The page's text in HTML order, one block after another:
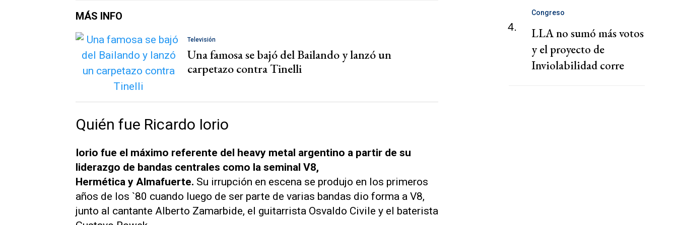
MÁS INFO
Televisión
Una famosa se bajó del Bailando y lanzó un
carpetazo contra Tinelli
Quién fue Ricardo Iorio
Iorio fue el máximo referente del heavy metal argentino a partir de su
liderazgo de bandas centrales como la seminal V8,
Hermética y Almafuerte. Su irrupción en escena se produjo en los primeros
años de los `80 cuando luego de ser parte de varias bandas dio forma a V8,
junto al cantante Alberto Zamarbide, el guitarrista Osvaldo Civile y el baterista
4.
Congreso
LLA no sumó más votos
y el proyecto de
Inviolabilidad corre